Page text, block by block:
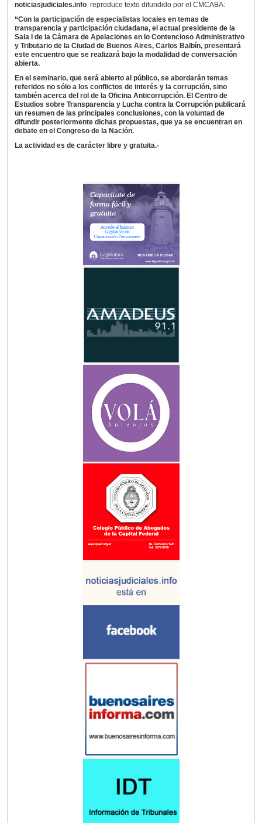
noticiasjudiciales.info reproduce texto difundido por el CMCABA:
“Con la participación de especialistas locales en temas de
transparencia y participación ciudadana, el actual presidente de la
Sala I de la Cámara de Apelaciones en lo Contencioso Administrativo
y Tributario de la Ciudad de Buenos Aires, Carlos Balbín, presentará
este encuentro que se realizará bajo la modalidad de conversación
abierta.
En el seminario, que será abierto al público, se abordarán temas
referidos no sólo a los conflictos de interés y la corrupción, sino
también acerca del rol de la Oficina Anticorrupción. El Centro de
Estudios sobre Transparencia y Lucha contra la Corrupción publicará
un resumen de las principales conclusiones, con la voluntad de
difundir posteriormente dichas propuestas, que ya se encuentran en
debate en el Congreso de la Nación.
La actividad es de carácter libre y gratuita.-